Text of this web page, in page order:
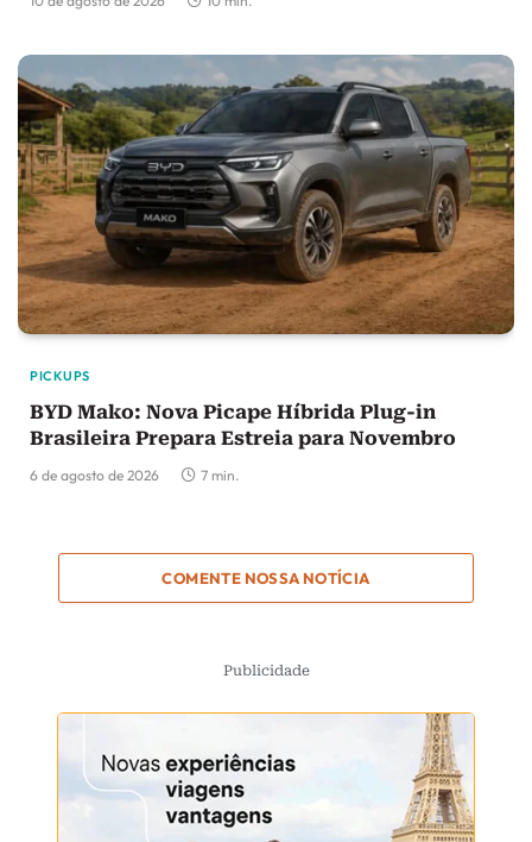
PICKUPS
BYD Mako: Nova Picape Híbrida Plug-in
Brasileira Prepara Estreia para Novembro
6 de agosto de 2026 7 min.
COMENTE NOSSA NOTÍCIA
Publicidade